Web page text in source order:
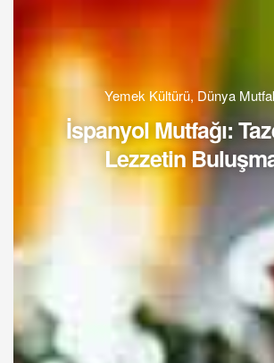
Yemek Kültürü, Dünya
İspanyol Mutfağı:
Lezzetin